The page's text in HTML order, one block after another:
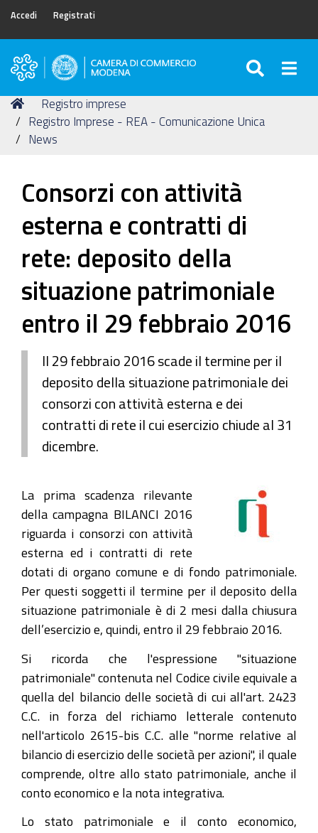
Accedi Registrati
Camera
Commercio
di
Modena
Tu
sei
qui:
Home
Registro imprese
Registro Imprese - REA - Comunicazione Unica
News
Consorzi con attività
esterna e contratti di
rete: deposito della
situazione patrimoniale
entro il 29 febbraio 2016
Il 29 febbraio 2016 scade il termine per il
deposito della situazione patrimoniale dei
consorzi con attività esterna e dei
contratti di rete il cui esercizio chiude al 31
dicembre.
La prima scadenza rilevante
della campagna BILANCI 2016
riguarda i consorzi con attività
esterna ed i contratti di rete
dotati di organo comune e di fondo patrimoniale.
Per questi soggetti il termine per il deposito della
situazione patrimoniale è di 2 mesi dalla chiusura
dell’esercizio e, quindi, entro il 29 febbraio 2016.
Si ricorda che l'espressione "situazione
patrimoniale" contenuta nel Codice civile equivale a
quella del bilancio delle società di cui all'art. 2423
C.C. in forza del richiamo letterale contenuto
nell'articolo 2615-bis C.C. alle "norme relative al
bilancio di esercizio delle società per azioni", il quale
comprende, oltre allo stato patrimoniale, anche il
conto economico e la nota integrativa.
Lo stato patrimoniale e il conto economico,